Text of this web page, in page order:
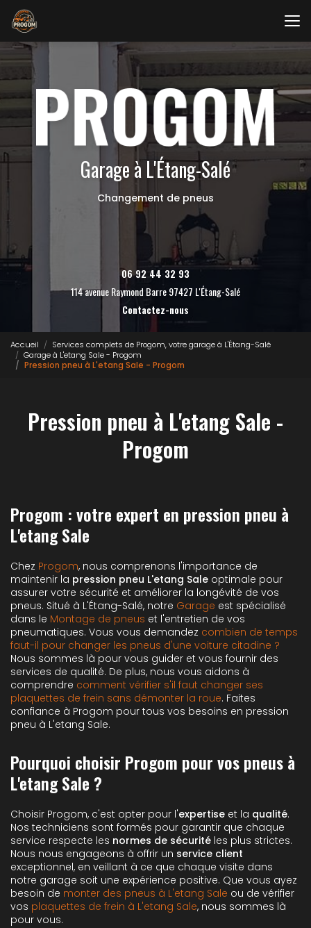
au
contenu
principal
Garage à L'Étang-Salé
Changement de pneus
06 92 44 32 93
114 avenue Raymond Barre 97427 L'Étang-Salé
Contactez-nous
Accueil
Services complets de Progom, votre garage à L'Étang-Salé
Garage à L'etang Sale - Progom
Pression pneu à L'etang Sale - Progom
Pression pneu à L'etang Sale -
Progom
Progom : votre expert en pression pneu à
L'etang Sale
Chez Progom, nous comprenons l'importance de
maintenir la pression pneu L'etang Sale optimale pour
assurer votre sécurité et améliorer la longévité de vos
pneus. Situé à L'Étang-Salé, notre Garage est spécialisé
dans le Montage de pneus et l'entretien de vos
pneumatiques. Vous vous demandez combien de temps
faut-il pour changer les pneus d'une voiture citadine ?
Nous sommes là pour vous guider et vous fournir des
services de qualité. De plus, nous vous aidons à
comprendre comment vérifier s'il faut changer ses
plaquettes de frein sans démonter la roue. Faites
confiance à Progom pour tous vos besoins en pression
pneu à L'etang Sale.
Pourquoi choisir Progom pour vos pneus à
L'etang Sale ?
Choisir Progom, c'est opter pour l'expertise et la qualité.
Nos techniciens sont formés pour garantir que chaque
service respecte les normes de sécurité les plus strictes.
Nous nous engageons à offrir un service client
exceptionnel, en veillant à ce que chaque visite dans
notre garage soit une expérience positive. Que vous ayez
besoin de monter des pneus à L'etang Sale ou de vérifier
vos plaquettes de frein à L'etang Sale, nous sommes là
pour vous.